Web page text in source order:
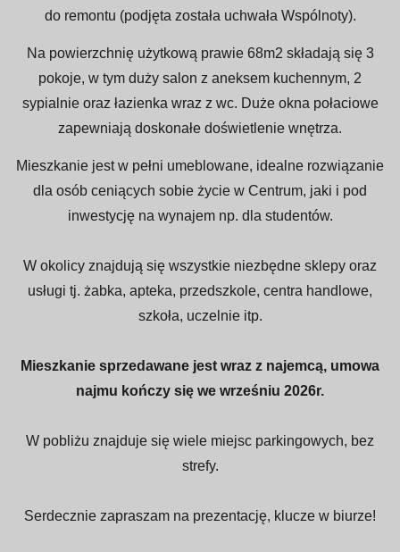
do remontu (podjęta została uchwała Wspólnoty).
Na powierzchnię użytkową prawie 68m2 składają się 3
pokoje, w tym duży salon z aneksem kuchennym, 2
sypialnie oraz łazienka wraz z wc. Duże okna połaciowe
zapewniają doskonałe doświetlenie wnętrza.
Mieszkanie jest w pełni umeblowane, idealne rozwiązanie
dla osób ceniących sobie życie w Centrum, jaki i pod
inwestycję na wynajem np. dla studentów.
W okolicy znajdują się wszystkie niezbędne sklepy oraz
usługi tj. żabka, apteka, przedszkole, centra handlowe,
szkoła, uczelnie itp.
Mieszkanie sprzedawane jest wraz z najemcą, umowa
najmu kończy się we wrześniu 2026r.
W pobliżu znajduje się wiele miejsc parkingowych, bez
strefy.
Serdecznie zapraszam na prezentację, klucze w biurze!